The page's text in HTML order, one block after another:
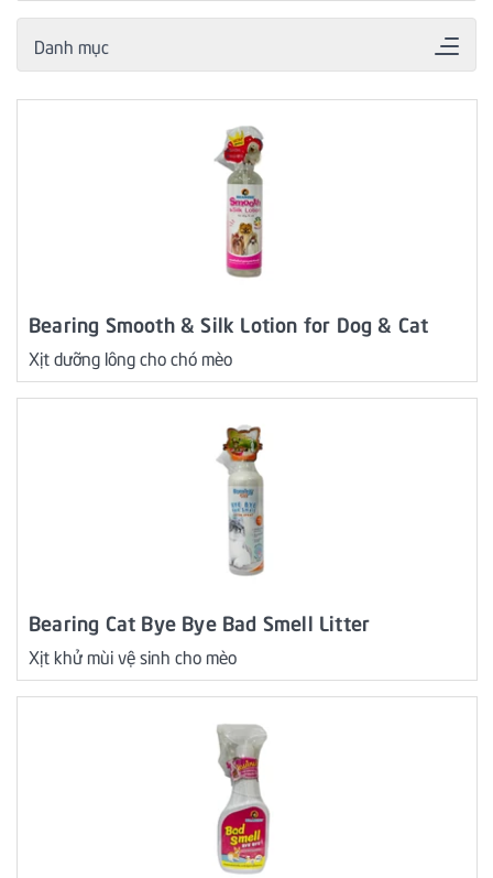
Danh mục
Bearing Smooth & Silk Lotion for Dog & Cat
Xịt dưỡng lông cho chó mèo
Bearing Cat Bye Bye Bad Smell Litter
Xịt khử mùi vệ sinh cho mèo